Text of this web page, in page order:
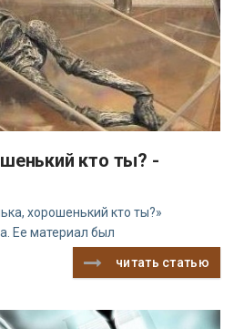
кто ты? -
хорошенький кто ты?»
Ее материал был
читать статью